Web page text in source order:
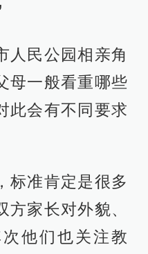
人民公园相亲角
母一般看重哪些
此会有不同要求
标准肯定是很多
家长对外貌、
他们也关注教